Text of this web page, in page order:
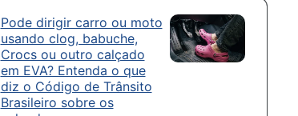
Pode dirigir carro ou moto
usando clog, babuche,
Crocs ou outro calçado
em EVA? Entenda o que
diz o Código de Trânsito
Brasileiro sobre os